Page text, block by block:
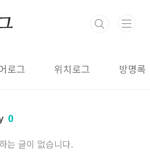
로그 위치로그 방명록
0
는 글이 없습니다.